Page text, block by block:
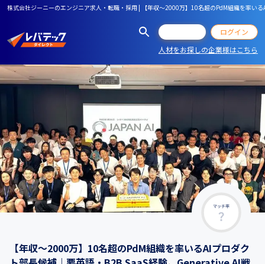
株式会社ジーニーのエンジニア求人・転職・採用 | 【年収〜2000万】10名超のPdM組織を率い
ログイン
人材をお探しの企業様はこちら
マッチ率
【年収〜2000万】10名超のPdM組織を率いるAIプロダク